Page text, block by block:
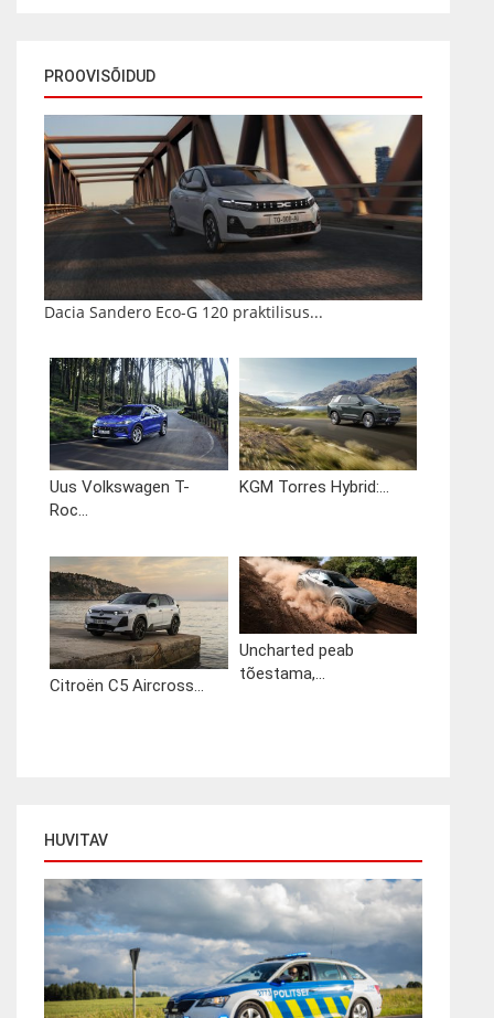
PROOVISÕIDUD
Dacia Sandero Eco-G 120 praktilisus...
Uus Volkswagen T-
Roc...
KGM Torres Hybrid:...
Citroën C5 Aircross...
Uncharted peab
tõestama,...
HUVITAV